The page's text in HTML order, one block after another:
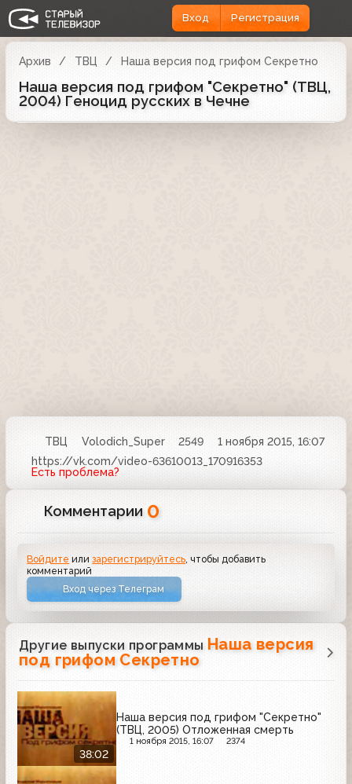
Вход Регистрация
Архив ТВЦ Наша версия под грифом Секретно
Наша версия под грифом "Секретно" (ТВЦ,
2004) Геноцид русских в Чечне
ТВЦ Volodich_Super 2549
1 ноября 2015, 16:07
https://vk.com/video-63610013_170916353
Есть проблема?
Комментарии 0
Войдите илизарегистрируйтесь , чтобы добавить
комментарий
Вход через Телеграм
Другие выпуски программы Наша версия
под грифом Секретно
38:02
Наша версия под грифом "Секретно"
(ТВЦ, 2005) Отложенная смерть
1 ноября 2015, 16:07 2374